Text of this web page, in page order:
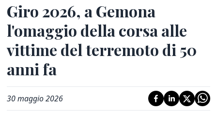
Giro 2026, a Gemona
l'omaggio della corsa alle
vittime del terremoto di 50
anni fa
30 maggio 2026